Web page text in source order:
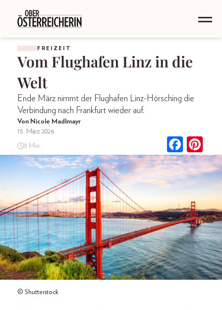
FREIZEIT
Vom Flughafen Linz in die
Welt
Ende März nimmt der Flughafen Linz-Hörsching die
Verbindung nach Frankfurt wieder auf.
Von Nicole Madlmayr
15. März 2026
3 Min.
© Shutterstock